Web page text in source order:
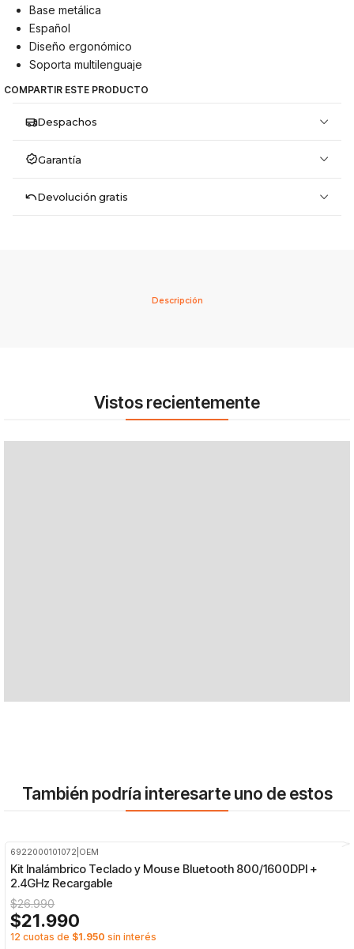
Base metálica
Español
Diseño ergonómico
Soporta multilenguaje
COMPARTIR ESTE PRODUCTO
Despachos
Garantía
Devolución gratis
Descripción
Vistos recientemente
También podría interesarte uno de estos
6922000101072 OEM
Kit Inalámbrico Teclado y Mouse Bluetooth 800/1600DPI +
2.4GHz Recargable
$26.990
$21.990
12 cuotas de $1.950 sin interés